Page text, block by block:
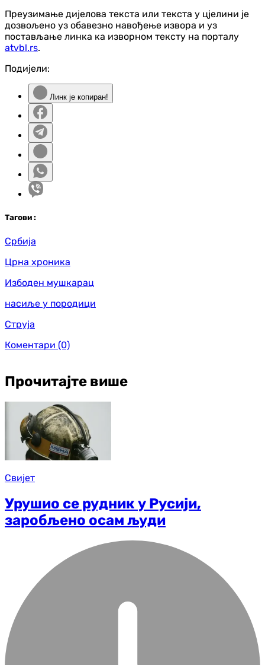
Преузимање дијелова текста или текста у цјелини је
дозвољено уз обавезно навођење извора и уз
постављање линка ка изворном тексту на порталу
atvbl.rs.
Подијели:
Линк је копиран!
Тагови :
Србија
Црна хроника
Избоден мушкарац
насиље у породици
Струја
Коментари (0)
Прочитајте више
Свијет
Урушио се рудник у Русији,
заробљено осам људи